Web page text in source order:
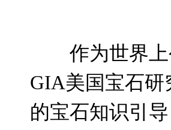
作为世界上
GIA美国宝石研
的宝石知识引